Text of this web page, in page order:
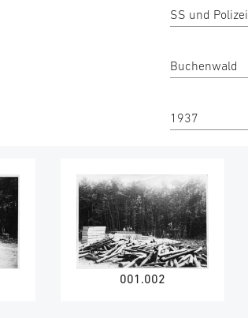
SS und Polizei
Buchenwald
1937
001.002